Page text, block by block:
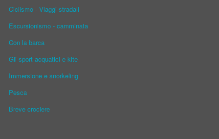
Ciclismo - Viaggi stradali
Escursionismo - camminata
Con la barca
Gli sport acquatici e kite
Immersione e snorkeling
Pesca
Breve crociere